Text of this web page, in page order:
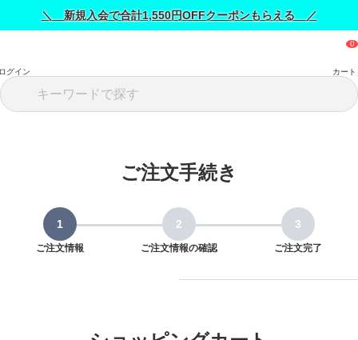
＼ 新規入会で合計1,550円OFFクーポンもらえる ／
グイン カート
ご注文手続き
ご注文情報 ご注文情報の確認 ご注文完了